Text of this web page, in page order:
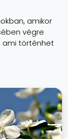
amikor
végre
ami történhet